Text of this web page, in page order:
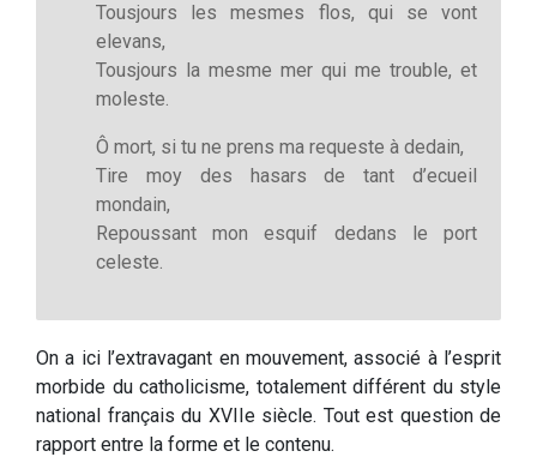
Tousjours les mesmes flos, qui se vont
elevans,
Tousjours la mesme mer qui me trouble, et
moleste.
Ô mort, si tu ne prens ma requeste à dedain,
Tire moy des hasars de tant d’ecueil
mondain,
Repoussant mon esquif dedans le port
celeste.
On a ici l’extravagant en mouvement, associé à l’esprit
morbide du catholicisme, totalement différent du style
national français du XVIIe siècle. Tout est question de
rapport entre la forme et le contenu.